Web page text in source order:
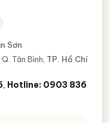
Sơn
Tân Bình, TP. Hồ Chí
, Hotline: 0903 836